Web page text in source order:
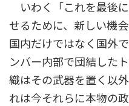
いわく「これを最後
せるために、新しい機
国内だけではなく国外
ンバー内部で団結した
織はその武器を置く以
れは今それらに本物の